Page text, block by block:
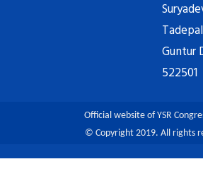
Guntur
522501
Official website of YSR
© Copyright 2019. All rights